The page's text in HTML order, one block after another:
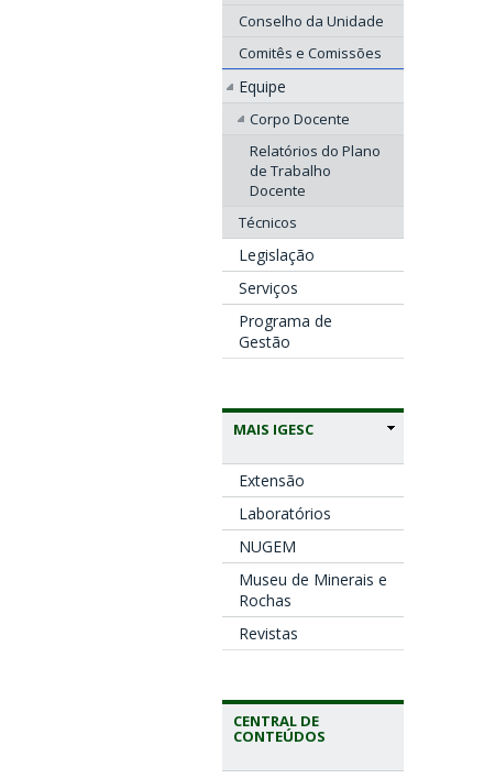
Conselho da Unidade
Comitês e Comissões
Equipe
Corpo Docente
Relatórios do Plano
de Trabalho
Docente
Técnicos
Legislação
Serviços
Programa de
Gestão
MAIS IGESC
Extensão
Laboratórios
NUGEM
Museu de Minerais e
Rochas
Revistas
CENTRAL DE
CONTEÚDOS